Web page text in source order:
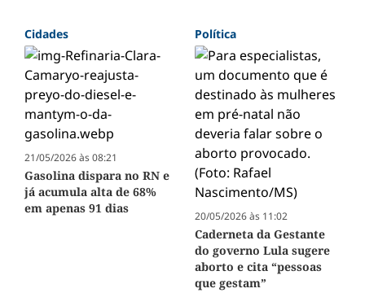
Cidades
21/05/2026 às 08:21
Gasolina dispara no RN e
já acumula alta de 68%
em apenas 91 dias
Política
20/05/2026 às 11:02
Caderneta da Gestante
do governo Lula sugere
aborto e cita “pessoas
que gestam”